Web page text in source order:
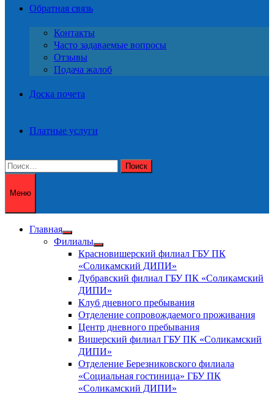
Обратная связь
Контакты
Часто задаваемые вопросы
Отзывы
Подача жалоб
Доска почета
Платные услуги
Найти:
Меню
Главная
Показать
подменю
Филиалы
Показать
подменю
Красновишерский филиал ГБУ ПК
«Соликамский ДИПИ»
Дубравский филиал ГБУ ПК «Соликамский
ДИПИ»
Клуб дневного пребывания
Отделение сопровождаемого проживания
Центр дневного пребывания
Вишерский филиал ГБУ ПК «Соликамский
ДИПИ»
Отделение Березниковского филиала
«Социальная гостиница» ГБУ ПК
«Соликамский ДИПИ»